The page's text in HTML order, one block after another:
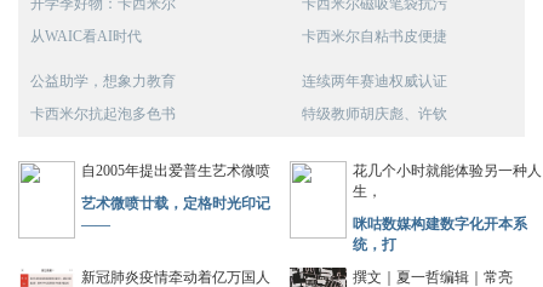
开学季好物：卡西米尔
从WAIC看AI时代
卡西米尔磁吸笔袋抗污
卡西米尔自粘书皮便捷
公益助学，想象力教育
卡西米尔抗起泡多色书
连续两年赛迪权威认证
特级教师胡庆彪、许钦
自2005年提出爱普生艺术微喷
艺术微喷廿载，定格时光印记
——
花几个小时就能体验另一种人
生，
咪咕数媒构建数字化开本系
统，打
新冠肺炎疫情牵动着亿万国人
撰文｜夏一哲编辑｜常亮